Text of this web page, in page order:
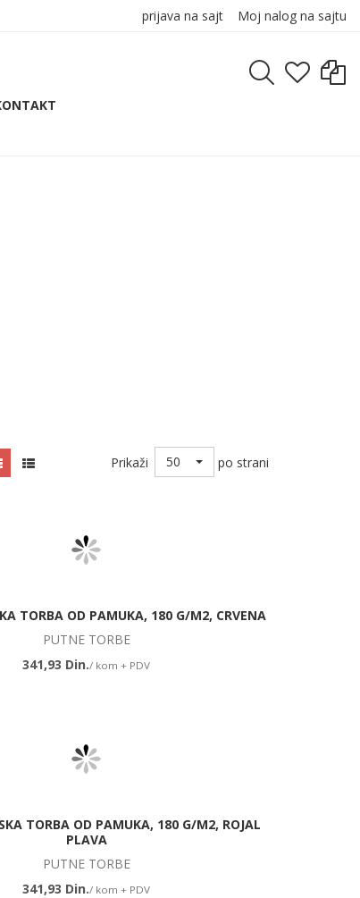
prijava na sajt Moj nalog na sajtu
Prikaži 50 po strani
TORBA OD PAMUKA, 180 G/M2, CRVENA
PUTNE TORBE
341,93 Din./ kom + PDV
TORBA OD PAMUKA, 180 G/M2, ROJAL
PLAVA
PUTNE TORBE
341,93 Din./ kom + PDV